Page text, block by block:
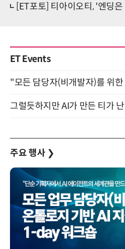
[ET포토] 티아이오티, '엔딩
ET Events
주요 행사 ❯